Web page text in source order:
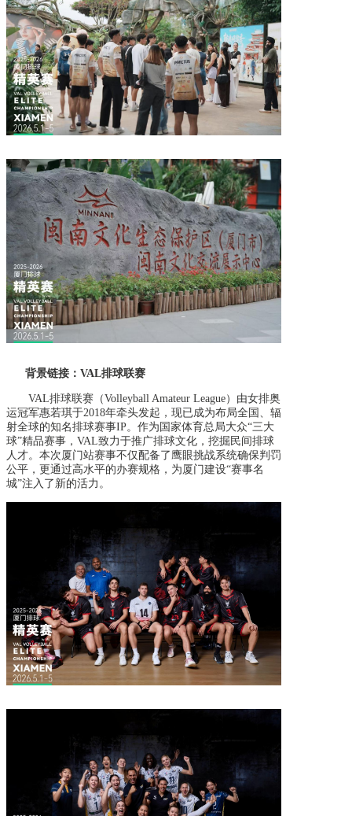
背景链接：VAL排球联赛
VAL排球联赛（Volleyball Amateur League）由女排奥
运冠军惠若琪于2018年牵头发起，现已成为布局全国、辐
射全球的知名排球赛事IP。作为国家体育总局大众“三大
球”精品赛事，VAL致力于推广排球文化，挖掘民间排球
人才。本次厦门站赛事不仅配备了鹰眼挑战系统确保判罚
公平，更通过高水平的办赛规格，为厦门建设“赛事名
城”注入了新的活力。